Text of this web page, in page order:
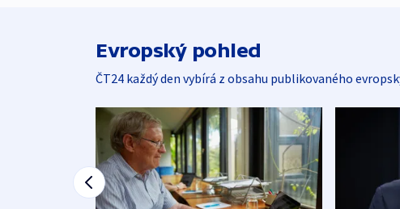
Evropský pohled
ČT24 každý den vybírá z obsahu publikovaného